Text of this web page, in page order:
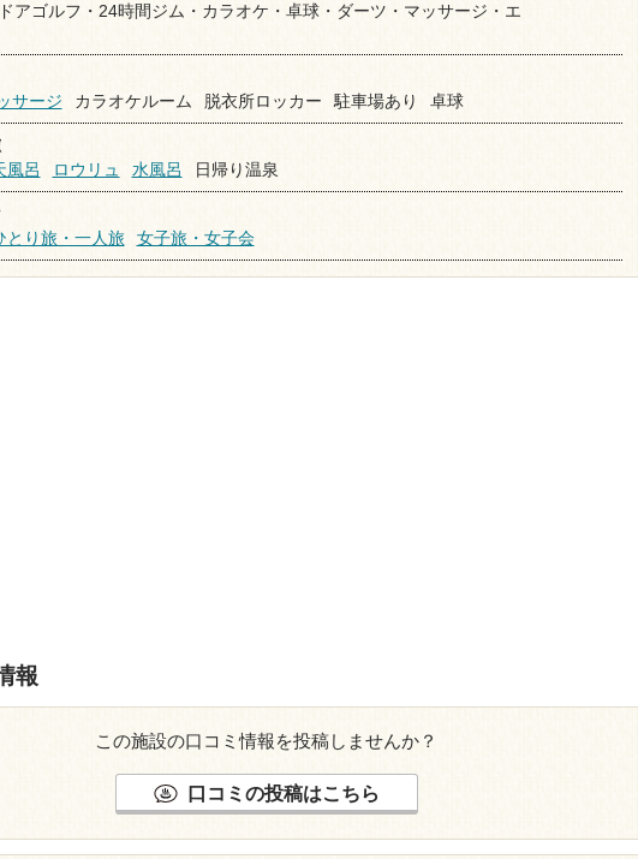
アゴルフ・24時間ジム・カラオケ・卓球・ダーツ・マッサージ・エ
サージ
カラオケルーム 脱衣所ロッカー 駐車場あり 卓球
風呂 ロウリュ 水風呂 日帰り温泉
とり旅・一人旅 女子旅・女子会
報
この施設の口コミ情報を投稿しませんか？
口コミの投稿はこちら